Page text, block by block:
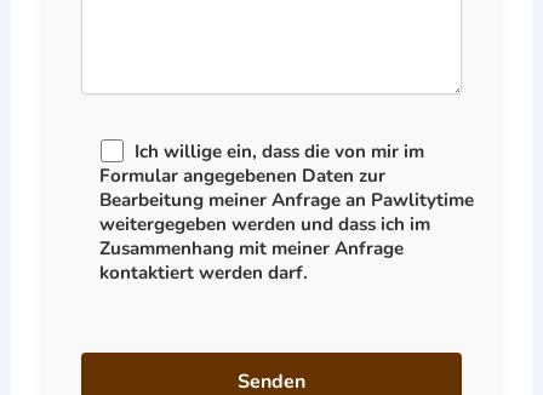
Ich willige ein, dass die von mir im
Formular angegebenen Daten zur
Bearbeitung meiner Anfrage an Pawlitytime
weitergegeben werden und dass ich im
Zusammenhang mit meiner Anfrage
kontaktiert werden darf.